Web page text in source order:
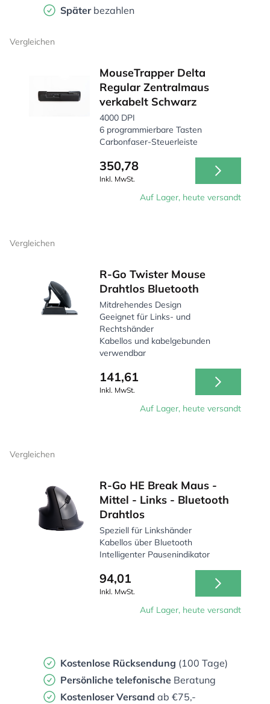
Später bezahlen
Vergleichen
MouseTrapper Delta
Regular Zentralmaus
verkabelt Schwarz
4000 DPI
6 programmierbare Tasten
Carbonfaser-Steuerleiste
350,78
Inkl. MwSt.
Auf Lager, heute versandt
Vergleichen
R-Go Twister Mouse
Drahtlos Bluetooth
Mitdrehendes Design
Geeignet für Links- und
Rechtshänder
Kabellos und kabelgebunden
verwendbar
141,61
Inkl. MwSt.
Auf Lager, heute versandt
Vergleichen
R-Go HE Break Maus -
Mittel - Links - Bluetooth
Drahtlos
Speziell für Linkshänder
Kabellos über Bluetooth
Intelligenter Pausenindikator
94,01
Inkl. MwSt.
Auf Lager, heute versandt
Kostenlose Rücksendung (100 Tage)
Persönliche telefonische Beratung
Kostenloser Versand ab €75,-